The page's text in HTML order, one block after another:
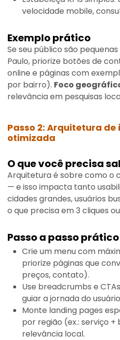
velocidade mobile,
Exemplo prático
Se seu público são
Paulo, priorize botões de
online e páginas com
por bairro). Foco
relevância em pesquisas
Passo 2: Arquitetura
otimizada
O que você precisa
Arquitetura é sobre como o
— e isso impacta tanto
cidades grandes, usuários
o que precisa em 3 cliques
Passo a passo prático
Crie um menu com
priorize páginas que
preços, contato).
Use breadcrumbs e
guiar a jornada do
Monte landing pages
por região (ex.: serviço
relevância local.